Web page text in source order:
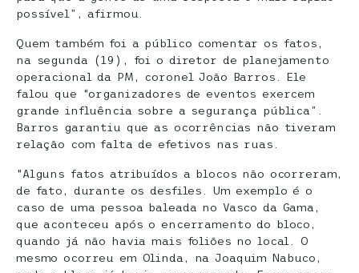
possível”, afirmou.
Quem também foi a público comentar os fatos,
na segunda (19), foi o diretor de planejamento
operacional da PM, coronel João Barros. Ele
falou que “organizadores de eventos exercem
grande influência sobre a segurança pública”.
Barros garantiu que as ocorrências não tiveram
relação com falta de efetivos nas ruas.
“Alguns fatos atribuídos a blocos não ocorreram,
de fato, durante os desfiles. Um exemplo é o
caso de uma pessoa baleada no Vasco da Gama,
que aconteceu após o encerramento do bloco,
quando já não havia mais foliões no local. O
mesmo ocorreu em Olinda, na Joaquim Nabuco,